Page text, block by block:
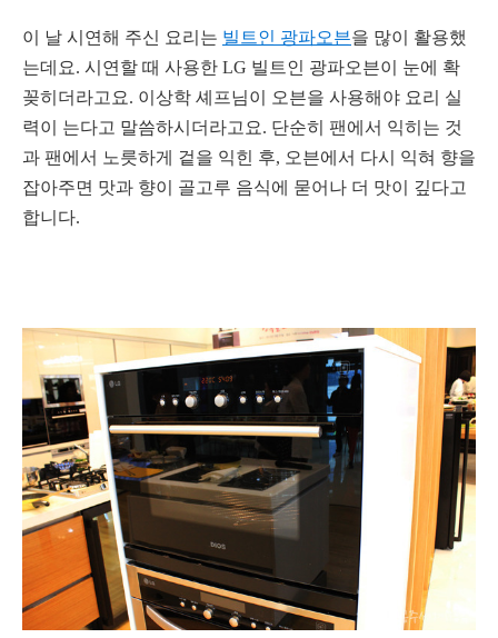
이 날 시연해 주신 요리는 빌트인 광파오븐을 많이 활용했
는데요. 시연할 때 사용한 LG 빌트인 광파오븐이 눈에 확
꽂히더라고요. 이상학 셰프님이 오븐을 사용해야 요리 실
력이 는다고 말씀하시더라고요. 단순히 팬에서 익히는 것
과 팬에서 노릇하게 겉을 익힌 후, 오븐에서 다시 익혀 향을
잡아주면 맛과 향이 골고루 음식에 묻어나 더 맛이 깊다고
합니다.